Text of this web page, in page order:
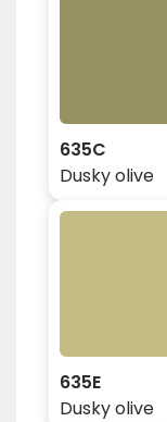
635C
Dusky olive
635E
Dusky olive